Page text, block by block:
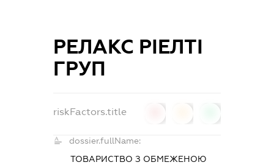
РЕЛАКС РІЕЛТІ
ГРУП
riskFactors.title
dossier.fullName:
ТОВАРИСТВО З ОБМЕЖЕНОЮ